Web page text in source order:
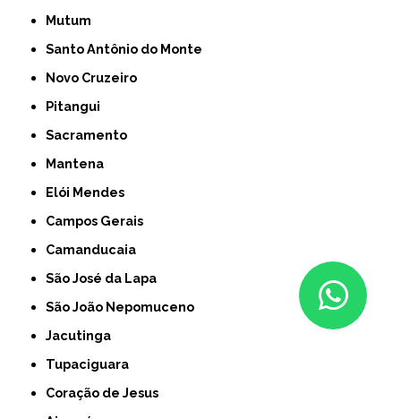
Mutum
Santo Antônio do Monte
Novo Cruzeiro
Pitangui
Sacramento
Mantena
Elói Mendes
Campos Gerais
Camanducaia
São José da Lapa
São João Nepomuceno
Jacutinga
Tupaciguara
Coração de Jesus